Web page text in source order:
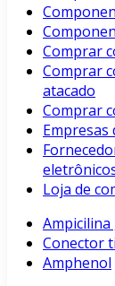
Comprar
Comprar
atacado
Comprar
Loja de
Conector
Amphenol